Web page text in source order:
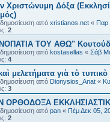
Χριστώνυμη Δόξα
δημοσίευση από xristianos.net « Παρ
2
ΤΟΥ ΑΘΩ"
δημοσίευση από kostasellas « Σάβ
4
μελετήματα γιὰ τὸ
δημοσίευση από Dionysios_Anat «
3
ΟΡΘΟΔΟΞΑ
δημοσίευση από pan « Πέμ Δεκ 05,
2